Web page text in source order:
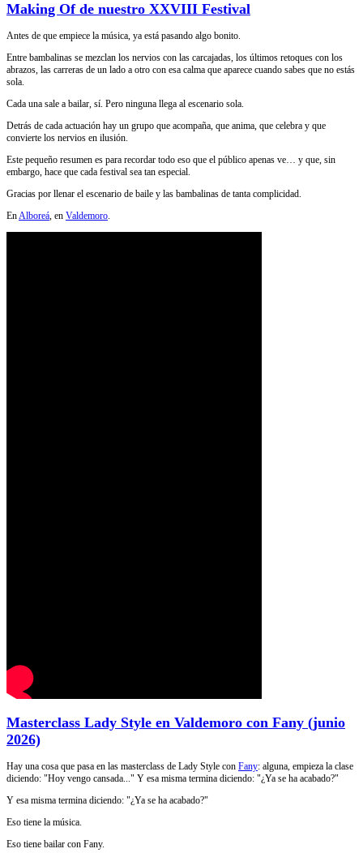
Making Of de nuestro XXVIII Festival
Antes de que empiece la música, ya está pasando algo bonito.
Entre bambalinas se mezclan los nervios con las carcajadas, los últimos retoques con los
abrazos, las carreras de un lado a otro con esa calma que aparece cuando sabes que no estás
sola.
Cada una sale a bailar, sí. Pero ninguna llega al escenario sola.
Detrás de cada actuación hay un grupo que acompaña, que anima, que celebra y que
convierte los nervios en ilusión.
Este pequeño resumen es para recordar todo eso que el público apenas ve… y que, sin
embargo, hace que cada festival sea tan especial.
Gracias por llenar el escenario de baile y las bambalinas de tanta complicidad.
EnAlboreá, en Valdemoro.
Masterclass Lady Style en Valdemoro con Fany (junio
2026)
Hay una cosa que pasa en las masterclass de Lady Style con Fany: alguna, empieza la clase
diciendo: "Hoy vengo cansada..." Y esa misma termina diciendo: "¿Ya se ha acabado?"
Y esa misma termina diciendo: "¿Ya se ha acabado?"
Eso tiene la música.
Eso tiene bailar con Fany.